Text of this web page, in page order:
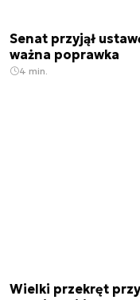
Senat przyjął
ważna poprawka
4 min.
Wielki przekręt